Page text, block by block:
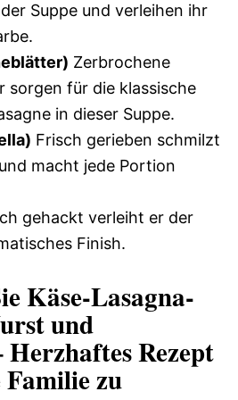
Suppe und verleihen ihr
Zerbrochene
sorgen für die klassische
in dieser Suppe.
Frisch gerieben schmilzt
macht jede Portion
gehackt verleiht er der
Finish.
Käse-Lasagna-
und
Rezept
zu